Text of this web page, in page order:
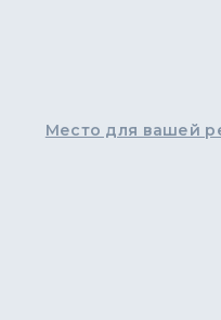
Место для вашей